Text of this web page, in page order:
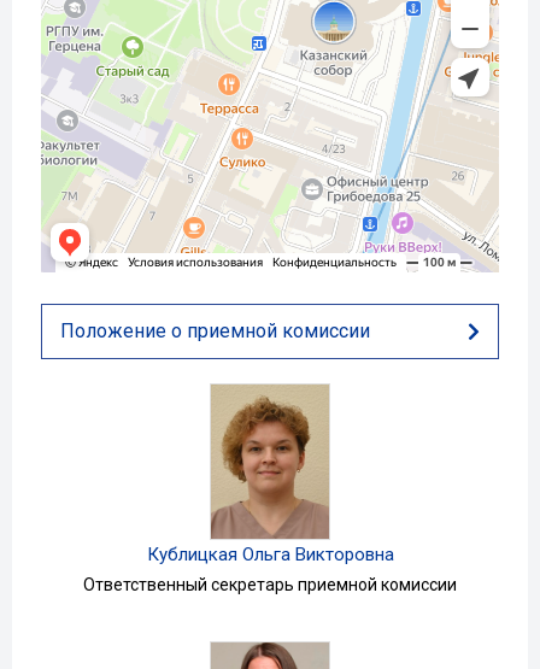
Кублицкая Ольга Викторовна
Ответственный секретарь приемной комиссии
Положение о приемной комиссии